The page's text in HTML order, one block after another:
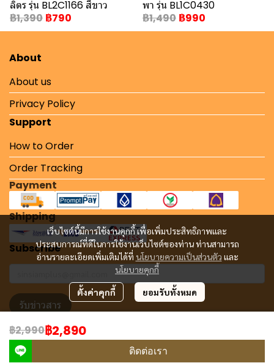
ลิตร รุ่น BL2C1166 สีขาว
฿1,390 ฿790
พา รุ่น BL1C0430
฿1,490 ฿990
฿2,990฿2,890
ติดต่อเรา
เว็บไซต์นี้มีการใช้งานคุกกี้ เพื่อเพิ่มประสิทธิภาพและ
ประสบการณ์ที่ดีในการใช้งานเว็บไซต์ของท่าน ท่านสามารถ
อ่านรายละเอียดเพิ่มเติมได้ที่ นโยบายความเป็นส่วนตัว และ
นโยบายคุกกี้
ตั้งค่าคุกกี้ ยอมรับทั้งหมด
About
About us
Privacy Policy
Support
How to Order
Order Tracking
Payment
Shipping
Subscribe
รับข่าวสาร
Copyright 2024 | All Rights Reserved | Powered by MWE